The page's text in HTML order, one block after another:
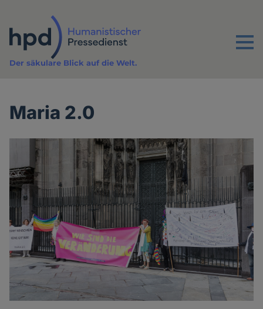
Inhalt
Menu
Der säkulare Blick auf die Welt.
Maria 2.0